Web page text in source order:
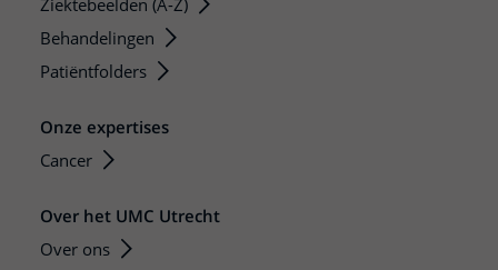
Ziektebeelden (A-Z)
Behandelingen
Patiëntfolders
Onze expertises
Cancer
Over het UMC Utrecht
Over ons